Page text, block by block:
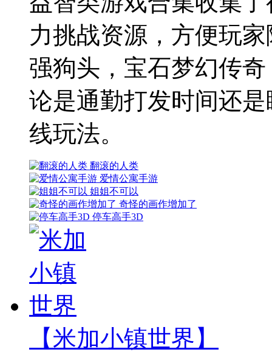
力挑战资源，方便玩
强狗头，宝石梦幻传
论是通勤打发时间还
线玩法。
翻滚的人类
爱情公寓手游
姐姐不可以
奇怪的画作增加了
停车高手3D
【米加小镇世界】